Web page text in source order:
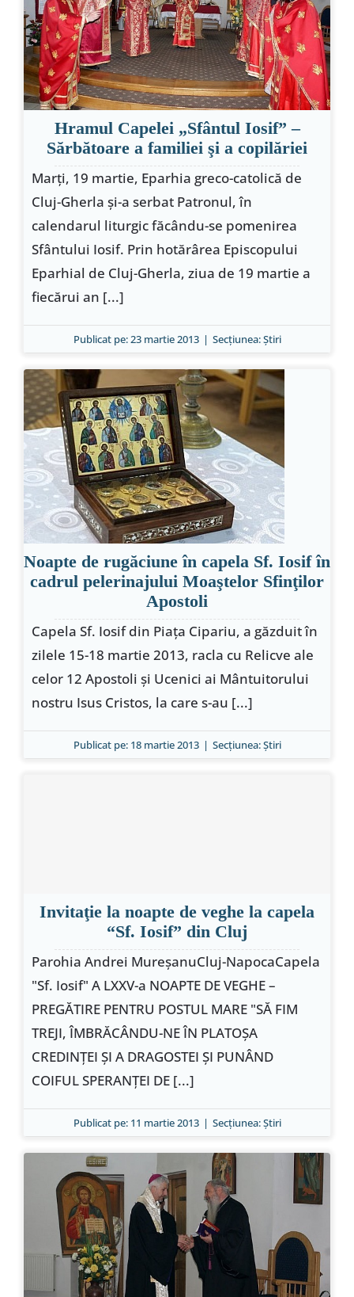
Special
Hramul Capelei „Sfântul Iosif” –
Sărbătoare a familiei şi a copilăriei
Marţi, 19 martie, Eparhia greco-catolică de
Cluj-Gherla şi-a serbat Patronul, în
calendarul liturgic făcându-se pomenirea
Sfântului Iosif. Prin hotărârea Episcopului
Eparhial de Cluj-Gherla, ziua de 19 martie a
fiecărui an [...]
Publicat pe: 23 martie 2013 | Secțiunea:Ştiri
Noapte de rugăciune în capela Sf. Iosif în
cadrul pelerinajului Moaştelor Sfinţilor
Apostoli
Capela Sf. Iosif din Piaţa Cipariu, a găzduit în
zilele 15-18 martie 2013, racla cu Relicve ale
celor 12 Apostoli şi Ucenici ai Mântuitorului
nostru Isus Cristos, la care s-au [...]
Publicat pe: 18 martie 2013 | Secțiunea:Ştiri
Invitaţie la noapte de veghe la capela
“Sf. Iosif” din Cluj
Parohia Andrei MureşanuCluj-NapocaCapela
"Sf. Iosif" A LXXV-a NOAPTE DE VEGHE –
PREGĂTIRE PENTRU POSTUL MARE "SĂ FIM
TREJI, ÎMBRĂCÂNDU-NE ÎN PLATOŞA
CREDINŢEI ŞI A DRAGOSTEI ŞI PUNÂND
COIFUL SPERANŢEI DE [...]
Publicat pe: 11 martie 2013 | Secțiunea:Ştiri